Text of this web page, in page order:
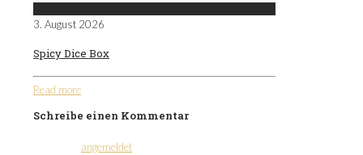
3. August 2026
Spicy Dice Box
Read more
Schreibe einen Kommentar
angemeldet